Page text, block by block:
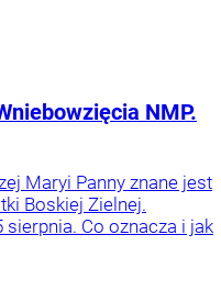
NMP.
Maryi Panny znane jest
Boskiej Zielnej.
Co oznacza i jak